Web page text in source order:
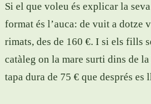
Si el que voleu és explicar la
format és l’auca: de vuit a dotze
rimats, des de 160 €. I si els fills
catàleg on la mare surti dins de
tapa dura de 75 € que després es